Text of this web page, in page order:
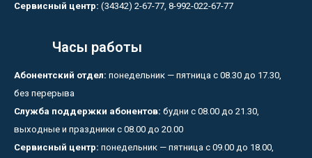
Сервисный центр: (34342) 2-67-77, 8-992-022-67-77
Часы работы
Абонентский отдел: понедельник — пятница с 08.30 до 17.30,
без перерыва
Служба поддержки абонентов: будни с 08.00 до 21.30,
выходные и праздники с 08.00 до 20.00
Сервисный центр: понедельник — пятница с 09.00 до 18.00,